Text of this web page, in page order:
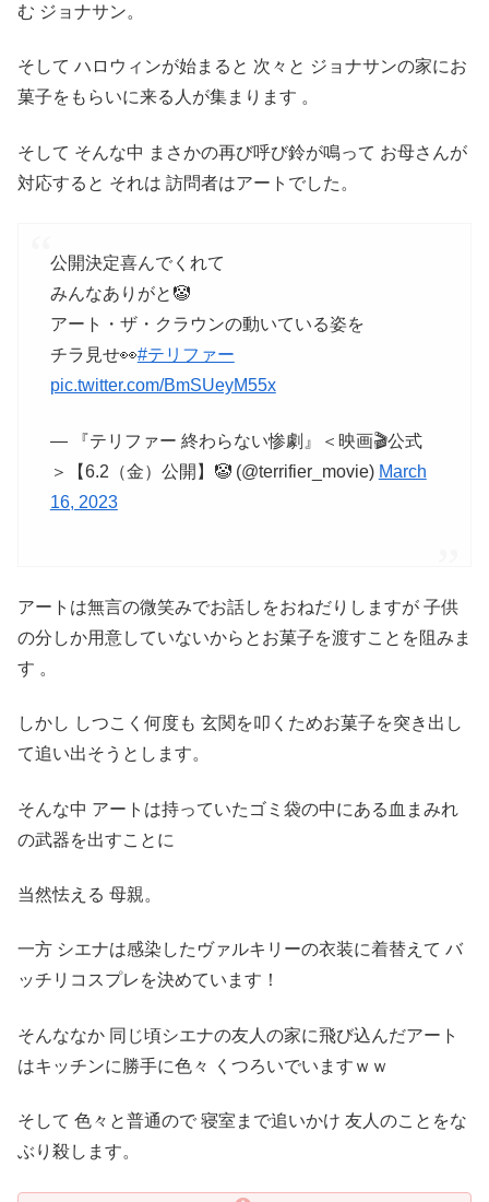
む ジョナサン。
そして ハロウィンが始まると 次々と ジョナサンの家にお
菓子をもらいに来る人が集まります 。
そして そんな中 まさかの再び呼び鈴が鳴って お母さんが
対応すると それは 訪問者はアートでした。
公開決定喜んでくれて
みんなありがと🤡
アート・ザ・クラウンの動いている姿を
チラ見せ👀#テリファー
pic.twitter.com/BmSUeyM55x
— 『テリファー 終わらない惨劇』＜映画🎬公式
＞【6.2（金）公開】🤡 (@terrifier_movie) March
16, 2023
アートは無言の微笑みでお話しをおねだりしますが 子供
の分しか用意していないからとお菓子を渡すことを阻みま
す 。
しかし しつこく何度も 玄関を叩くためお菓子を突き出し
て追い出そうとします。
そんな中 アートは持っていたゴミ袋の中にある血まみれ
の武器を出すことに
当然怯える 母親。
一方 シエナは感染したヴァルキリーの衣装に着替えて バ
ッチリコスプレを決めています！
そんななか 同じ頃シエナの友人の家に飛び込んだアート
はキッチンに勝手に色々 くつろいでいますｗｗ
そして 色々と普通ので 寝室まで追いかけ 友人のことをな
ぶり殺します。